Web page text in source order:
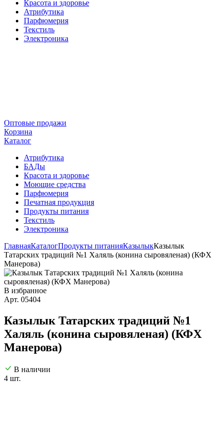
Красота и здоровье
Атрибутика
Парфюмерия
Текстиль
Электроника
Оптовые продажи
Корзина
Каталог
Атрибутика
БАДы
Красота и здоровье
Моющие средства
Парфюмерия
Печатная продукция
Продукты питания
Текстиль
Электроника
ГлавнаяКаталогПродукты питанияКазылыкКазылык
Татарских традиций №1 Халяль (конина сыровяленая) (КФХ
Манерова)
В избранное
Арт. 05404
Казылык Татарских традиций №1
Халяль (конина сыровяленая) (КФХ
Манерова)
В наличии
4 шт.